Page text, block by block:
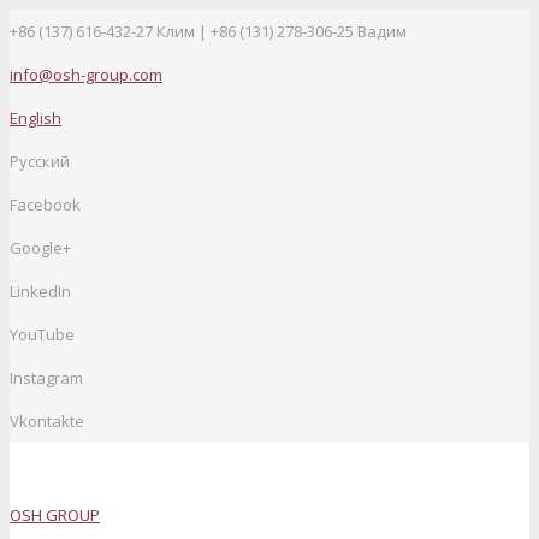
+86 (137) 616-432-27 Клим | +86 (131) 278-306-25 Вадим
info@osh-group.com
English
Русский
Facebook
Google+
LinkedIn
YouTube
Instagram
Vkontakte
OSH GROUP